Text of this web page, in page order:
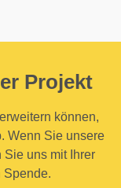
Projekt
können,
Wenn Sie unsere
Sie uns mit Ihrer
Spende.